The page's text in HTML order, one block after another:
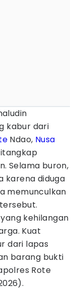
kabur dari
Ndao, Nusa
Selama buron,
karena diduga
memunculkan
kehilangan
Kuat
dari lapas
barang bukti
Rote